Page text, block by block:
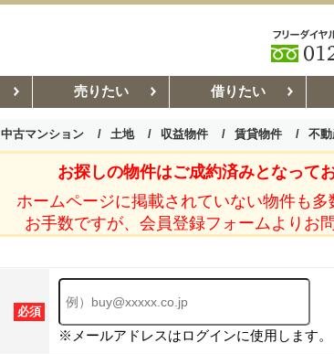
売りたい 借りたい
中古マンション 土地 収益物件 賃貸物件 不
お部屋探しコラム 賃貸管理コ
お探しの物件はご成約済みとなってお
ホームページに掲載されていない物件も多
お手数ですが、会員登録フォームよりお
必須
※メールアドレスはログインに使用します。